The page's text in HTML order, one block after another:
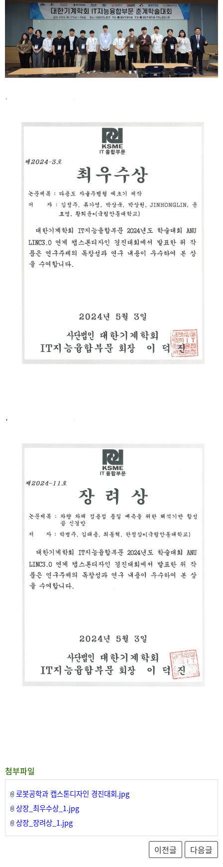
첨부파일
로봇공학과 캡스톤디자인 경진대회.jpg
상장_최우수상_1.jpg
상장_장려상_1.jpg